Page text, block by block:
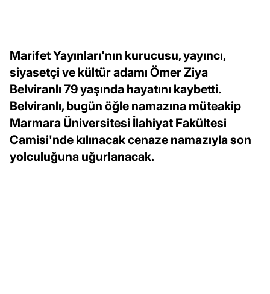
Marifet Yayınları'nın kurucusu, yayıncı,
siyasetçi ve kültür adamı Ömer Ziya
Belviranlı 79 yaşında hayatını kaybetti.
Belviranlı, bugün öğle namazına müteakip
Marmara Üniversitesi İlahiyat Fakültesi
Camisi'nde kılınacak cenaze namazıyla son
yolculuğuna uğurlanacak.